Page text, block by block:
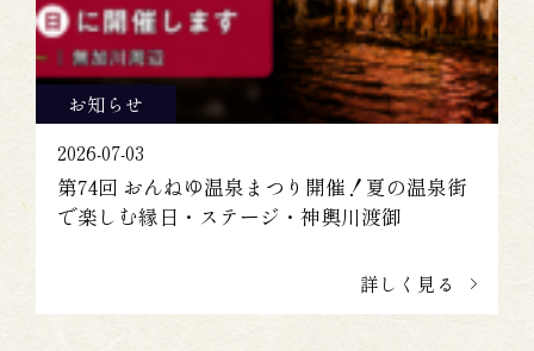
お知らせ
2026-07-03
第74回 おんねゆ温泉まつり開催！夏の温泉街
で楽しむ縁日・ステージ・神輿川渡御
詳しく見る